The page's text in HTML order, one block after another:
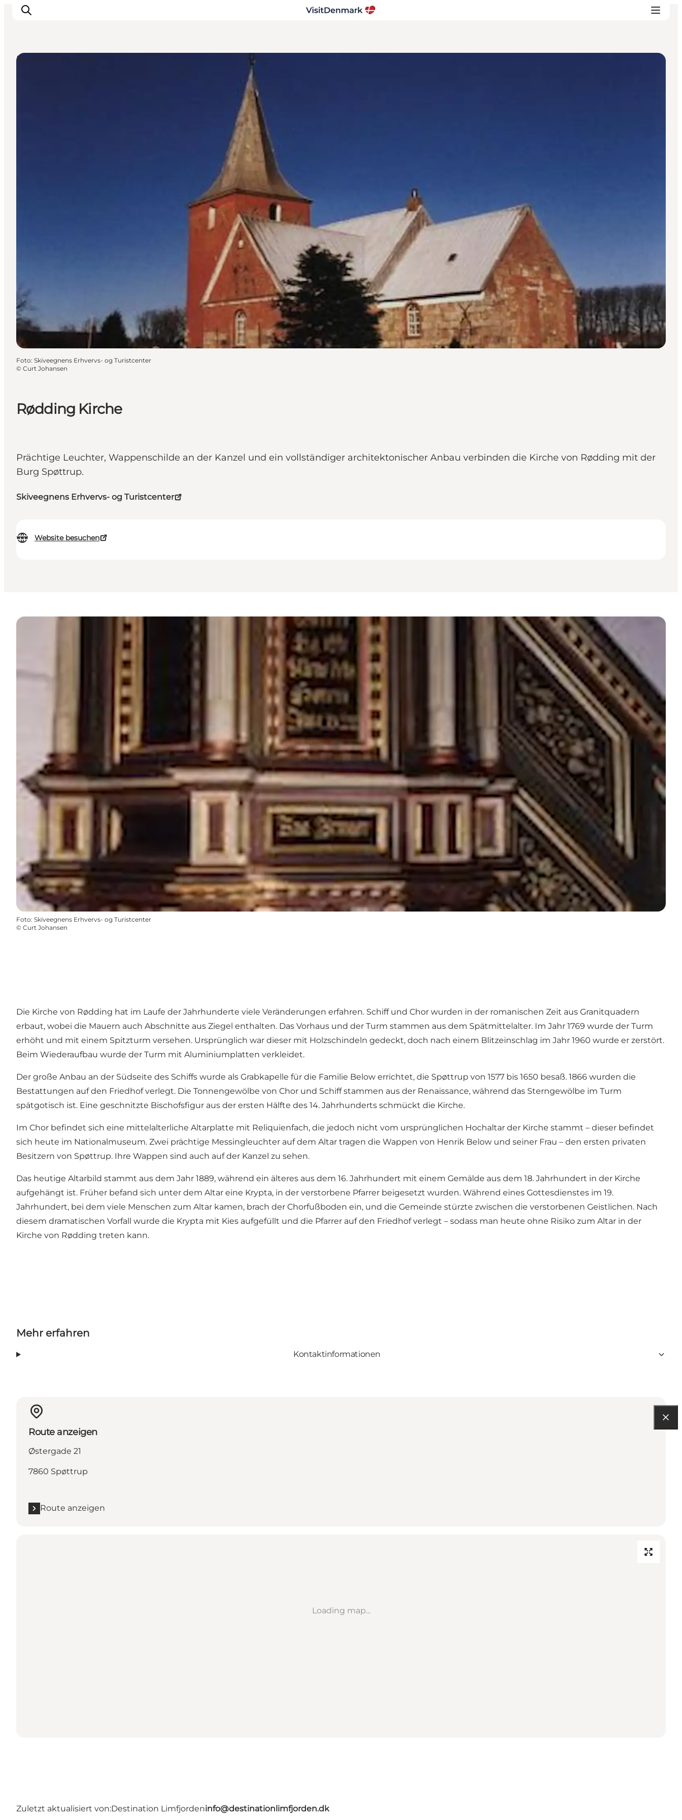
Rødding Kirche
Prächtige Leuchter, Wappenschilde an der Kanzel und ein vollständiger architektonischer Anbau verbinden die Kirche von Rødding mit der
Burg Spøttrup.
Skiveegnens Erhvervs- og Turistcenter
Website besuchen
Kirchen und Klöster
Foto: Skiveegnens Erhvervs- og Turistcenter
© Curt Johansen
Foto: Skiveegnens Erhvervs- og Turistcenter
© Curt Johansen
Die Kirche von Rødding hat im Laufe der Jahrhunderte viele Veränderungen erfahren. Schiff und Chor wurden in der romanischen Zeit aus Granitquadern
erbaut, wobei die Mauern auch Abschnitte aus Ziegel enthalten. Das Vorhaus und der Turm stammen aus dem Spätmittelalter. Im Jahr 1769 wurde der Turm
erhöht und mit einem Spitzturm versehen. Ursprünglich war dieser mit Holzschindeln gedeckt, doch nach einem Blitzeinschlag im Jahr 1960 wurde er zerstört.
Beim Wiederaufbau wurde der Turm mit Aluminiumplatten verkleidet.
Der große Anbau an der Südseite des Schiffs wurde als Grabkapelle für die Familie Below errichtet, die Spøttrup von 1577 bis 1650 besaß. 1866 wurden die
Bestattungen auf den Friedhof verlegt. Die Tonnengewölbe von Chor und Schiff stammen aus der Renaissance, während das Sterngewölbe im Turm
spätgotisch ist. Eine geschnitzte Bischofsfigur aus der ersten Hälfte des 14. Jahrhunderts schmückt die Kirche.
Im Chor befindet sich eine mittelalterliche Altarplatte mit Reliquienfach, die jedoch nicht vom ursprünglichen Hochaltar der Kirche stammt – dieser befindet
sich heute im Nationalmuseum. Zwei prächtige Messingleuchter auf dem Altar tragen die Wappen von Henrik Below und seiner Frau – den ersten privaten
Besitzern von Spøttrup. Ihre Wappen sind auch auf der Kanzel zu sehen.
Das heutige Altarbild stammt aus dem Jahr 1889, während ein älteres aus dem 16. Jahrhundert mit einem Gemälde aus dem 18. Jahrhundert in der Kirche
aufgehängt ist. Früher befand sich unter dem Altar eine Krypta, in der verstorbene Pfarrer beigesetzt wurden. Während eines Gottesdienstes im 19.
Jahrhundert, bei dem viele Menschen zum Altar kamen, brach der Chorfußboden ein, und die Gemeinde stürzte zwischen die verstorbenen Geistlichen. Nach
diesem dramatischen Vorfall wurde die Krypta mit Kies aufgefüllt und die Pfarrer auf den Friedhof verlegt – sodass man heute ohne Risiko zum Altar in der
Kirche von Rødding treten kann.
Mehr erfahren
Kontaktinformationen
Route anzeigen
Østergade 21
7860 Spøttrup
Route anzeigen
Loading map...
Zuletzt aktualisiert von:Destination Limfjordeninfo@destinationlimfjorden.dk